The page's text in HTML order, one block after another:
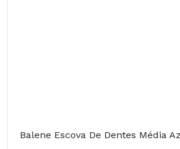
Balene Escova De Dentes Média